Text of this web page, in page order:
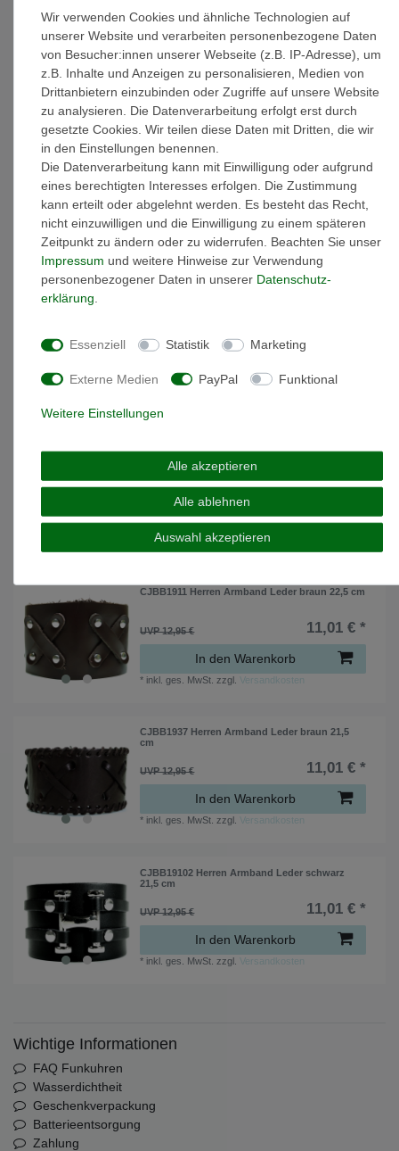
Weitere Details
EU-Responsible Person
Artikelnummer: CJBB1910
Material: Leder
Oberfläche: mattiert & glänzend
Armbandlänge: 21 cm
auf diesen Wert verkleinert werden )
Farbe: braun
Gewicht: 47,5 gramm
Armband Breite: 50 mm
MEGA DEALS
Das könnte Ihnen auch gefallen ...
CJBB1911 Herren Armband Leder braun 22,5 cm
UVP 12,95 € 11,01 € *
In den Warenkorb
* inkl. ges. MwSt. zzgl. Versandkosten
CJBB1937 Herren Armband Leder braun 21,5
cm
UVP 12,95 € 11,01 € *
In den Warenkorb
* inkl. ges. MwSt. zzgl. Versandkosten
CJBB19102 Herren Armband Leder schwarz
21,5 cm
UVP 12,95 € 11,01 € *
In den Warenkorb
* inkl. ges. MwSt. zzgl. Versandkosten
Wichtige Informationen
FAQ Funkuhren
Wasserdichtheit
Geschenkverpackung
Batterieentsorgung
Zahlung
Wir verwenden Cookies und ähnliche Technologien auf
unserer Website und verarbeiten personenbezogene Daten
von Besucher:innen unserer Webseite (z.B. IP-Adresse), um
z.B. Inhalte und Anzeigen zu personalisieren, Medien von
Drittanbietern einzubinden oder Zugriffe auf unsere Website
zu analysieren. Die Datenverarbeitung erfolgt erst durch
gesetzte Cookies. Wir teilen diese Daten mit Dritten, die wir
in den Einstellungen benennen.
Die Datenverarbeitung kann mit Einwilligung oder aufgrund
eines berechtigten Interesses erfolgen. Die Zustimmung
kann erteilt oder abgelehnt werden. Es besteht das Recht,
nicht einzuwilligen und die Einwilligung zu einem späteren
Zeitpunkt zu ändern oder zu widerrufen. Beachten Sie unser
Impressum und weitere Hinweise zur Verwendung
personenbezogener Daten in unserer Daten­schutz­
erklärung
Essenziell Statistik Marketing
Externe Medien PayPal Funktional
Weitere Einstellungen
Alle akzeptieren
Alle ablehnen
Auswahl akzeptieren